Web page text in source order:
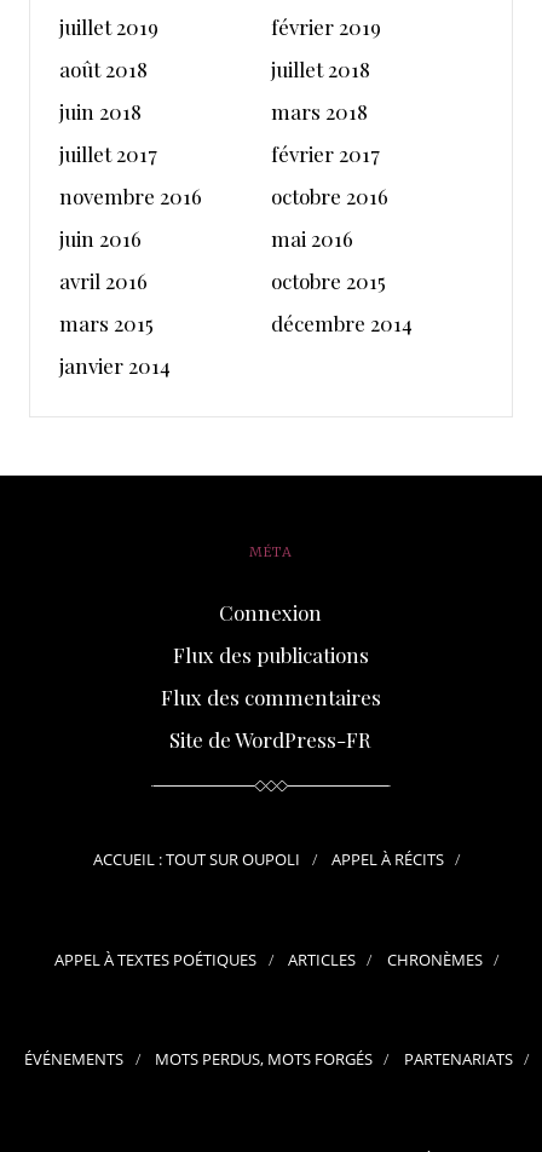
juillet 2019
février 2019
août 2018
juillet 2018
juin 2018
mars 2018
juillet 2017
février 2017
novembre 2016
octobre 2016
juin 2016
mai 2016
avril 2016
octobre 2015
mars 2015
décembre 2014
janvier 2014
MÉTA
Connexion
Flux des publications
Flux des commentaires
Site de WordPress-FR
ACCUEIL : TOUT SUR OUPOLI APPEL À RÉCITS
APPEL À TEXTES POÉTIQUES ARTICLES CHRONÈMES
ÉVÉNEMENTS MOTS PERDUS, MOTS FORGÉS PARTENARIATS